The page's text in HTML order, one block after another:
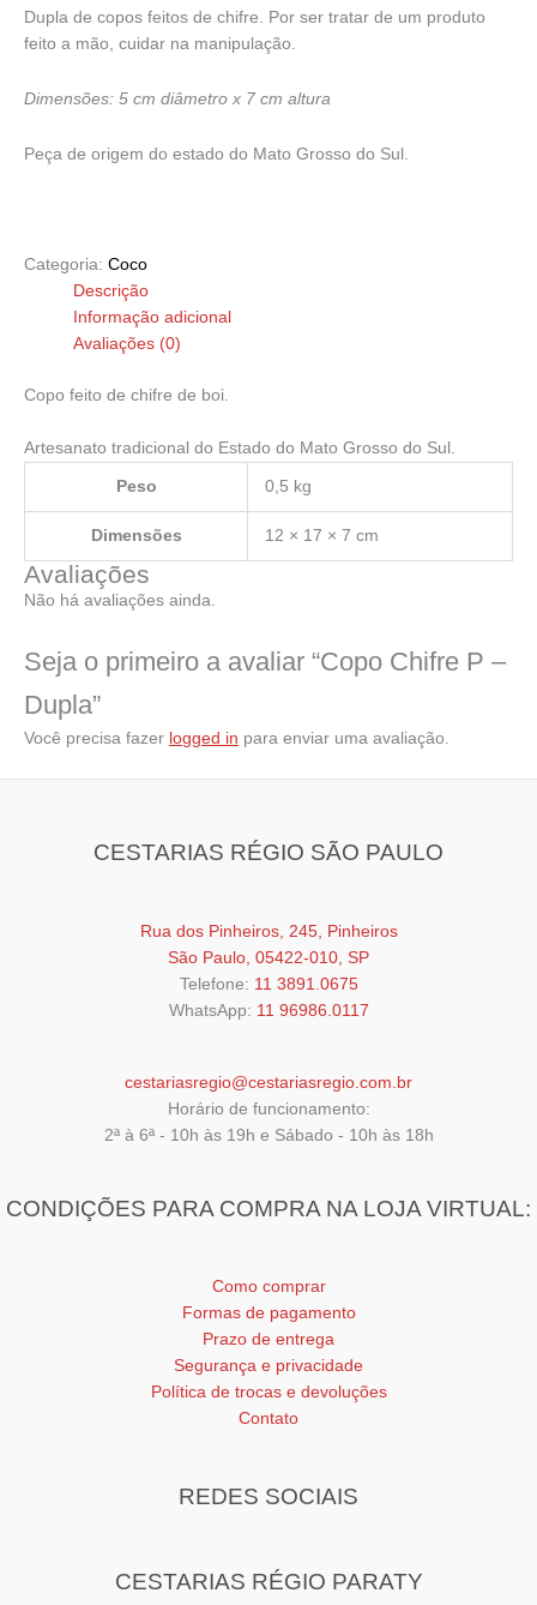
Dupla de copos feitos de chifre. Por ser tratar de um produto
feito a mão, cuidar na manipulação.
Dimensões: 5 cm diâmetro x 7 cm altura
Peça de origem do estado do Mato Grosso do Sul.
Categoria: Coco
Descrição
Informação adicional
Avaliações (0)
Copo feito de chifre de boi.
Artesanato tradicional do Estado do Mato Grosso do Sul.
Peso 0,5 kg
Dimensões 12 × 17 × 7 cm
Avaliações
Não há avaliações ainda.
Seja o primeiro a avaliar “Copo Chifre P –
Dupla”
Você precisa fazer logged in para enviar uma avaliação.
CESTARIAS RÉGIO SÃO PAULO
Rua dos Pinheiros, 245, Pinheiros
São Paulo, 05422-010, SP
Telefone: 11 3891.0675
WhatsApp: 11 96986.0117
cestariasregio@cestariasregio.com.br
Horário de funcionamento:
2ª à 6ª - 10h às 19h e Sábado - 10h às 18h
CONDIÇÕES PARA COMPRA NA LOJA VIRTUAL:
Como comprar
Formas de pagamento
Prazo de entrega
Segurança e privacidade
Política de trocas e devoluções
Contato
REDES SOCIAIS
CESTARIAS RÉGIO PARATY